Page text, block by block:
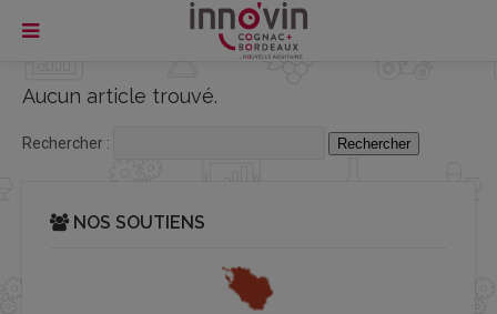
Aucun article trouvé.
Rechercher :
NOS SOUTIENS